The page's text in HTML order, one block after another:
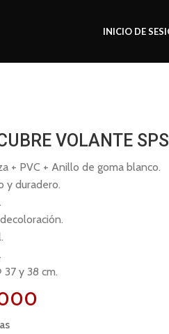
INICIO DE
VOLANTE
+ PVC + Anillo de goma blanco.
y duradero.
y 38 cm.